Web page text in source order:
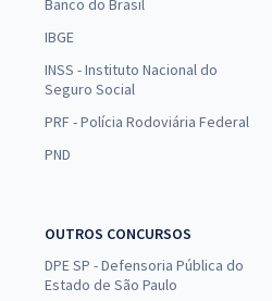
Banco do Brasil
IBGE
INSS - Instituto Nacional do
Seguro Social
PRF - Polícia Rodoviária Federal
PND
OUTROS CONCURSOS
DPE SP - Defensoria Pública do
Estado de São Paulo